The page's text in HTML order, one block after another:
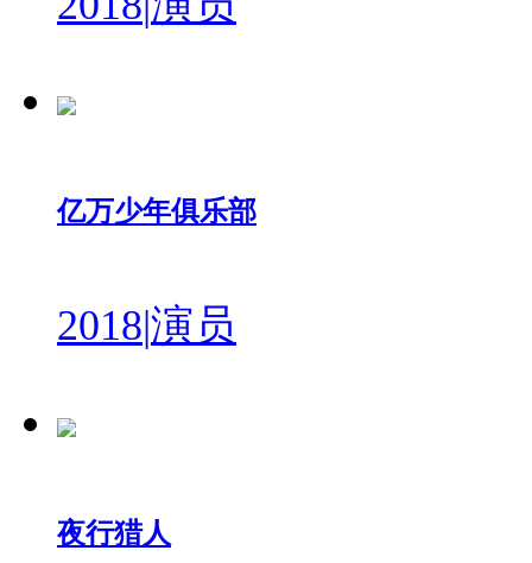
亿万少年俱乐部
2018|演员
夜行猎人